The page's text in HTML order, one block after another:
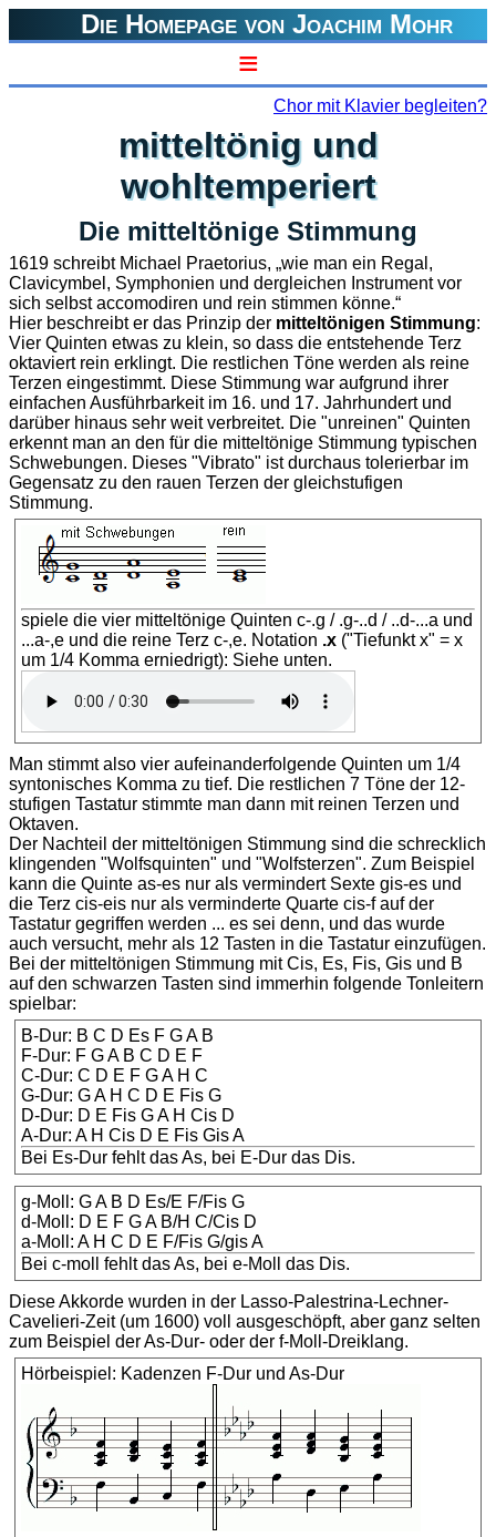
Die Homepage von Joachim Mohr
≡
Chor mit Klavier begleiten?
mitteltönig und
wohltemperiert
Die mitteltönige Stimmung
1619 schreibt Michael Praetorius, „wie man ein Regal,
Clavicymbel, Symphonien und dergleichen Instrument vor
sich selbst accomodiren und rein stimmen könne.“
Hier beschreibt er das Prinzip der mitteltönigen Stimmung:
Vier Quinten etwas zu klein, so dass die entstehende Terz
oktaviert rein erklingt. Die restlichen Töne werden als reine
Terzen eingestimmt. Diese Stimmung war aufgrund ihrer
einfachen Ausführbarkeit im 16. und 17. Jahrhundert und
darüber hinaus sehr weit verbreitet. Die "unreinen" Quinten
erkennt man an den für die mitteltönige Stimmung typischen
Schwebungen. Dieses "Vibrato" ist durchaus tolerierbar im
Gegensatz zu den rauen Terzen der gleichstufigen
Stimmung.
spiele die vier mitteltönige Quinten c-.g / .g-..d / ..d-...a und
...a-,e und die reine Terz c-,e. Notation .x ("Tiefunkt x" = x
um 1/4 Komma erniedrigt): Siehe unten.
Man stimmt also vier aufeinanderfolgende Quinten um 1/4
syntonisches Komma zu tief. Die restlichen 7 Töne der 12-
stufigen Tastatur stimmte man dann mit reinen Terzen und
Oktaven.
Der Nachteil der mitteltönigen Stimmung sind die schrecklich
klingenden "Wolfsquinten" und "Wolfsterzen". Zum Beispiel
kann die Quinte as-es nur als vermindert Sexte gis-es und
die Terz cis-eis nur als verminderte Quarte cis-f auf der
Tastatur gegriffen werden ... es sei denn, und das wurde
auch versucht, mehr als 12 Tasten in die Tastatur einzufügen.
Bei der mitteltönigen Stimmung mit Cis, Es, Fis, Gis und B
auf den schwarzen Tasten sind immerhin folgende Tonleitern
spielbar:
B-Dur: B C D Es F G A B
F-Dur: F G A B C D E F
C-Dur: C D E F G A H C
G-Dur: G A H C D E Fis G
D-Dur: D E Fis G A H Cis D
A-Dur: A H Cis D E Fis Gis A
Bei Es-Dur fehlt das As, bei E-Dur das Dis.
g-Moll: G A B D Es/E F/Fis G
d-Moll: D E F G A B/H C/Cis D
a-Moll: A H C D E F/Fis G/gis A
Bei c-moll fehlt das As, bei e-Moll das Dis.
Diese Akkorde wurden in der Lasso-Palestrina-Lechner-
Cavelieri-Zeit (um 1600) voll ausgeschöpft, aber ganz selten
zum Beispiel der As-Dur- oder der f-Moll-Dreiklang.
Hörbeispiel: Kadenzen F-Dur und As-Dur